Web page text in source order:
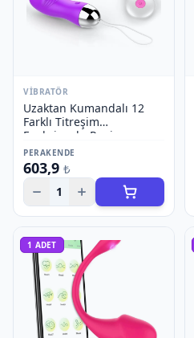
VIBRATÖR
Uzaktan Kumandalı 12
Farklı Titreşim
Fonksiyonlu Penis
Görünümlü Vibratör
PERAKENDE
603,9 ₺
1
1 ADET